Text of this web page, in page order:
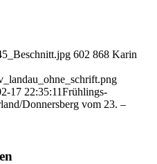
602 868 Karin
17 22:35:11Frühlings-
Donnersberg vom 23. –